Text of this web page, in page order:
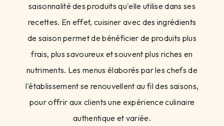
saisonnalité des produits qu'elle utilise dans ses
recettes. En effet, cuisiner avec des ingrédients
de saison permet de bénéficier de produits plus
frais, plus savoureux et souvent plus riches en
nutriments. Les menus élaborés par les chefs de
l'établissement se renouvellent au fil des saisons,
pour offrir aux clients une expérience culinaire
authentique et variée.